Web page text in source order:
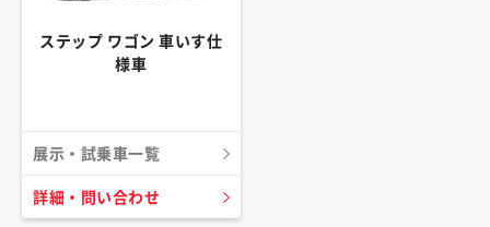
ステップ ワゴン 車いす仕
様車
展示・試乗車一覧
詳細・問い合わせ